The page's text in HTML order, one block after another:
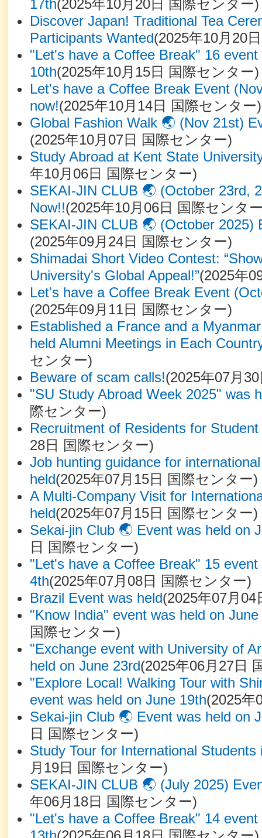
17th(2025年10月20日 国際センター)
Discover Japan! Traditional Tea
Participants Wanted(2025年10月20日
"Let's have a Coffee Break" 16
10th(2025年10月15日 国際センター)
Let's have a Coffee Break Event
now!(2025年10月14日 国際センター)
Global Fashion Walk 🌏 (Nov 21st)
(2025年10月07日 国際センター)
Study Abroad at Kent State
年10月06日 国際センター)
SEKAI-JIN CLUB 🌏 (October 23rd,
Now!!(2025年10月06日 国際センタ
SEKAI-JIN CLUB 🌏 (October 2025)
(2025年09月24日 国際センター)
Shimadai Short Video Contest:
University's Global Appeal!”(2025年
Let's have a Coffee Break Event
(2025年09月11日 国際センター)
Established a France and a
held Alumni Meetings in Each
センター)
Beware of scam calls!(2025年07月
"SU Study Abroad Week 2025" was
際センター)
Recruitment of Residents for
28日 国際センター)
Job hunting guidance for
held(2025年07月15日 国際センター)
A Multi-Company Visit for
held(2025年07月15日 国際センター)
Sekai-jin Club 🌏 Event was held on
日 国際センター)
"Let's have a Coffee Break" 15
4th(2025年07月08日 国際センター)
Brazil Event was held(2025年07月04
"Know India" event was held on June
国際センター)
"Exchange event with University of
held on June 23rd(2025年06月27日
"Explore Local! Walking Tour with
event was held on June 19th(2025年
Sekai-jin Club 🌏 Event was held on
日 国際センター)
Study Tour for International Students
月19日 国際センター)
SEKAI-JIN CLUB 🌏 (July 2025)
年06月18日 国際センター)
"Let's have a Coffee Break" 14